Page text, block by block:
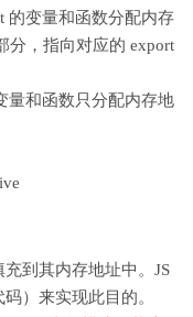
的变量和函数分配内存
分，指向对应的 export
量和函数只分配内存地
到其内存地址中。JS
）来实现此目的。